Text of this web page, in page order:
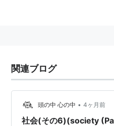
関連ブログ
頭の中 心の中 • 4ヶ月前
社会(その6)(society